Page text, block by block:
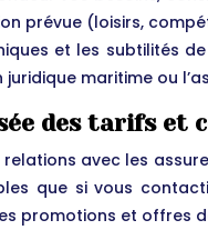
prévue (loisirs,
et les subtilités
maritime ou
des tarifs et
relations avec les
que si vous
promotions et offres